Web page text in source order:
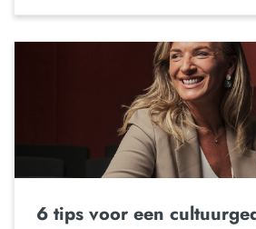
6 tips voor een